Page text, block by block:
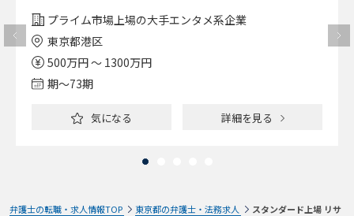
プライム市場上場の大手エンタメ系企業
東京都港区
500万円 ～ 1300万円
期〜73期
気になる 詳細を見る
弁護士の転職・求人情報TOP 東京都の弁護士・法務求人
スタンダード上場 リサ